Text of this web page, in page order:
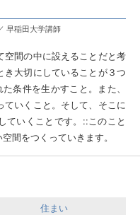
早稲田大学講師
間の中に設えることだと考
き大切にしていることが３つ
条件を生かすこと。また、
いくこと。そして、そこに
ていくことです。::このこと
間をつくっていきます。
住まい